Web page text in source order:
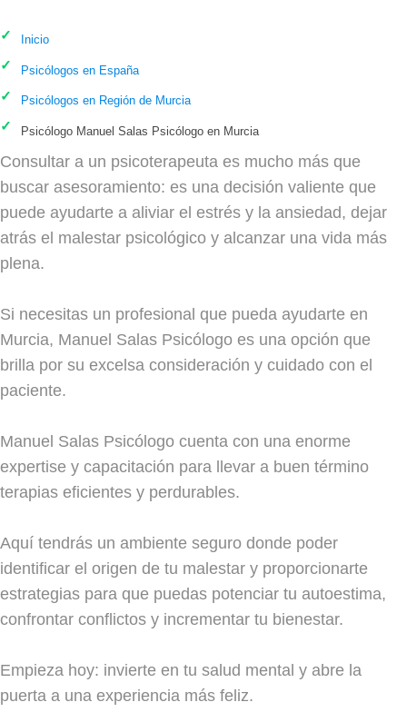
Inicio
Psicólogos en España
Psicólogos en Región de Murcia
Psicólogo Manuel Salas Psicólogo en Murcia
Consultar a un psicoterapeuta es mucho más que
buscar asesoramiento: es una decisión valiente que
puede ayudarte a aliviar el estrés y la ansiedad, dejar
atrás el malestar psicológico y alcanzar una vida más
plena.
Si necesitas un profesional que pueda ayudarte en
Murcia, Manuel Salas Psicólogo es una opción que
brilla por su excelsa consideración y cuidado con el
paciente.
Manuel Salas Psicólogo cuenta con una enorme
expertise y capacitación para llevar a buen término
terapias eficientes y perdurables.
Aquí tendrás un ambiente seguro donde poder
identificar el origen de tu malestar y proporcionarte
estrategias para que puedas potenciar tu autoestima,
confrontar conflictos y incrementar tu bienestar.
Empieza hoy: invierte en tu salud mental y abre la
puerta a una experiencia más feliz.